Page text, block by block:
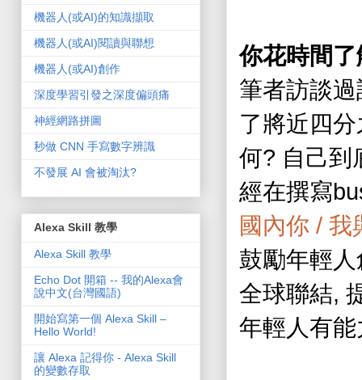
你花時間
筆者訪談
了將近四
何? 自己到
經在撰寫
國內你 / 我
鼓勵年輕
全球聯結,
年輕人有
機器人(或AI)的知識擷取
機器人(或AI)閱讀與聯想
機器人(或AI)創作
深度學習引發之深度偏頭痛
神經網路拼圖
秒做 CNN 手寫數字辨識
不發展 AI 會被淘汰?
Alexa Skill 教學
Alexa Skill 教學
Echo Dot 開箱 -- 我的Alexa會
說中文(台灣國語)
開始寫第一個 Alexa Skill –
Hello World!
讓 Alexa 記得你 - Alexa Skill
的變數存取